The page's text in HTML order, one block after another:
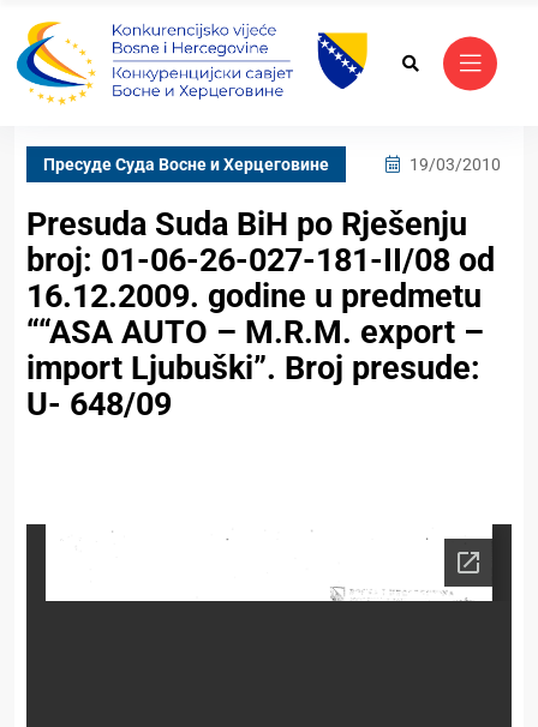
Пресуде Суда Bосне и Херцеговине 19/03/2010
Presuda Suda BiH po Rješenju
broj: 01-06-26-027-181-II/08 od
16.12.2009. godine u predmetu
““ASA AUTO – M.R.M. export –
import Ljubuški”. Broj presude:
U- 648/09